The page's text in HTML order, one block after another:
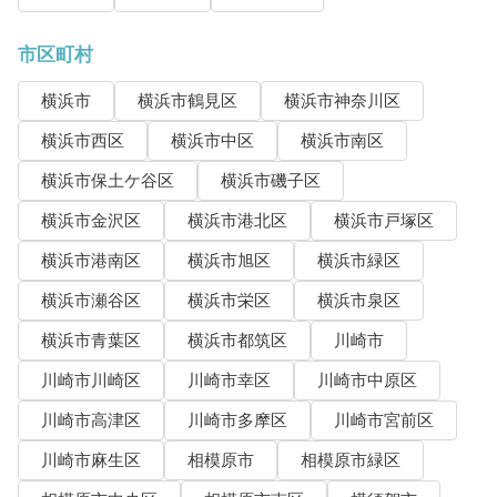
市区町村
横浜市 横浜市鶴見区
横浜市神奈川区
横浜市西区
横浜市中区
横浜市南区
横浜市保土ケ谷区
横浜市磯子区
横浜市金沢区
横浜市港北区
横浜市戸塚区
横浜市港南区
横浜市旭区
横浜市緑区
横浜市瀬谷区
横浜市栄区
横浜市泉区
横浜市青葉区
横浜市都筑区
川崎市
川崎市川崎区
川崎市幸区
川崎市中原区
川崎市高津区
川崎市多摩区
川崎市宮前区
川崎市麻生区
相模原市
相模原市緑区